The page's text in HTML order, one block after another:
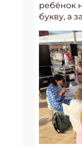
ребёнок
букву, а